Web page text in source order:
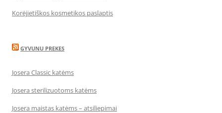
Korėjietiškos kosmetikos paslaptis
GYVUNU PREKES
Josera Classic katėms
Josera sterilizuotoms katėms
Josera maistas katėms – atsiliepimai